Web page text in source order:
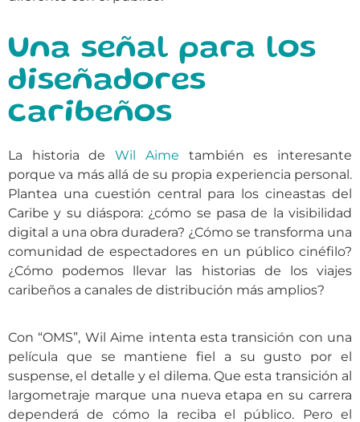
Una señal para los
diseñadores
caribeños
La historia deWil Aime también es interesante
porque va más allá de su propia experiencia personal.
Plantea una cuestión central para los cineastas del
Caribe y su diáspora: ¿cómo se pasa de la visibilidad
digital a una obra duradera? ¿Cómo se transforma una
comunidad de espectadores en un público cinéfilo?
¿Cómo podemos llevar las historias de los viajes
caribeños a canales de distribución más amplios?
Con “OMS”, Wil Aime intenta esta transición con una
película que se mantiene fiel a su gusto por el
suspense, el detalle y el dilema. Que esta transición al
largometraje marque una nueva etapa en su carrera
dependerá de cómo la reciba el público. Pero el